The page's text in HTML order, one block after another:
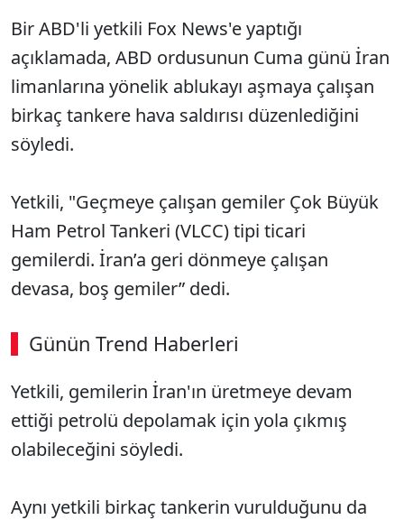
Bir ABD'li yetkili Fox News'e yaptığı
açıklamada, ABD ordusunun Cuma günü İran
limanlarına yönelik ablukayı aşmaya çalışan
birkaç tankere hava saldırısı düzenlediğini
söyledi.
Yetkili, "Geçmeye çalışan gemiler Çok Büyük
Ham Petrol Tankeri (VLCC) tipi ticari
gemilerdi. İran’a geri dönmeye çalışan
devasa, boş gemiler” dedi.
Günün Trend Haberleri
Yetkili, gemilerin İran'ın üretmeye devam
ettiği petrolü depolamak için yola çıkmış
olabileceğini söyledi.
Aynı yetkili birkaç tankerin vurulduğunu da